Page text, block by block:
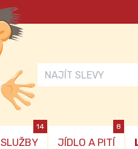
SLUŽBY
14
JÍDLO A PITÍ
8